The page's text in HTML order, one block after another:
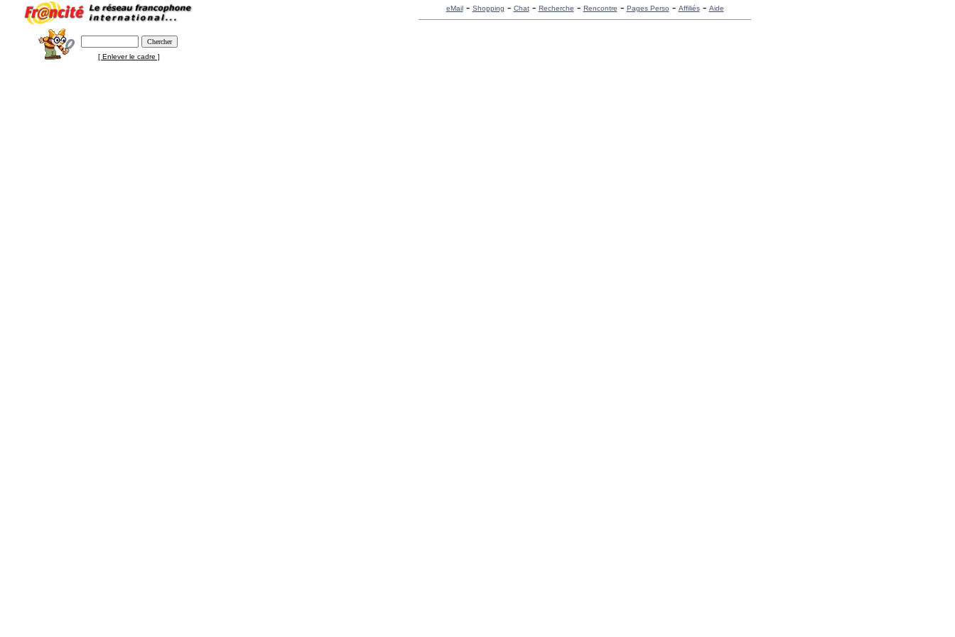
[ Enlever le cadre ]
eMail- Shopping - Chat- Recherche - Rencontre - Pages Perso - Affiliés- Aide